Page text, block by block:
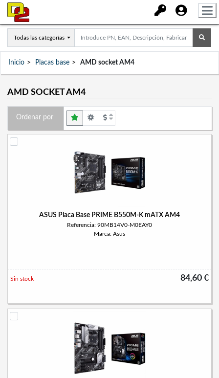
Todas las categorías
Inicio Placas base AMD socket AM4
AMD SOCKET AM4
Ordenar por
ASUS Placa Base PRIME B550M-K mATX AM4
Referencia: 90MB14V0-M0EAY0
Marca: Asus
84,60 €
Sin stock